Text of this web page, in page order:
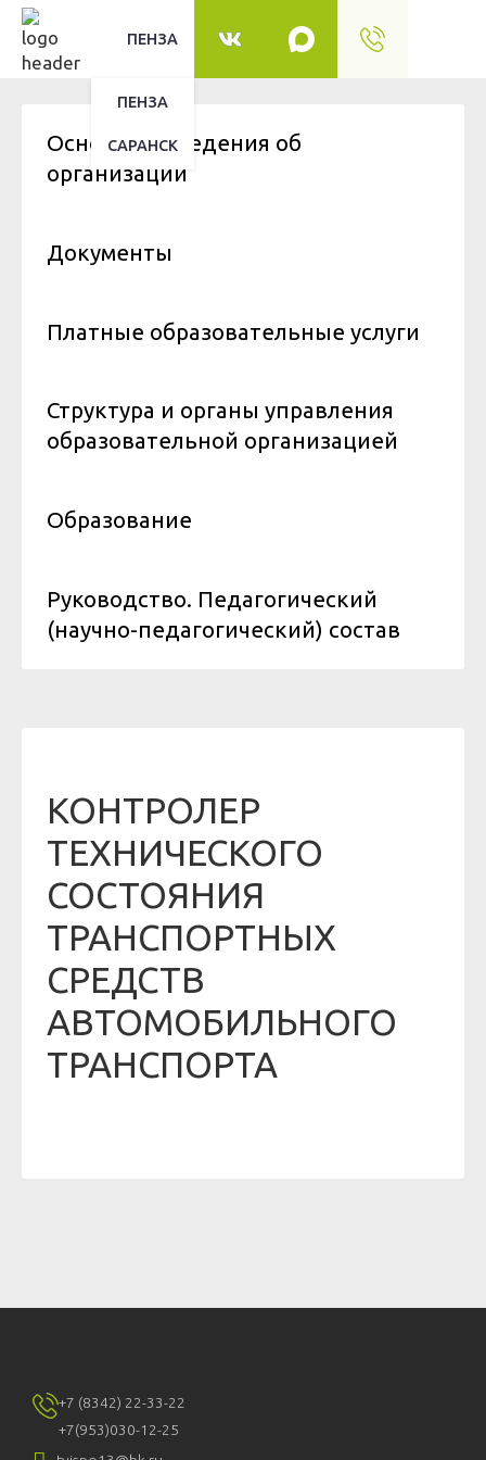
ПЕНЗА
ПЕНЗА
САРАНСК
Основные сведения об
организации
Документы
Платные образовательные услуги
Структура и органы управления
образовательной организацией
Образование
Руководство. Педагогический
(научно-педагогический) состав
КОНТРОЛЕР
ТЕХНИЧЕСКОГО
СОСТОЯНИЯ
ТРАНСПОРТНЫХ
СРЕДСТВ
АВТОМОБИЛЬНОГО
ТРАНСПОРТА
+7 (8342) 22-33-22
+7(953)030-12-25